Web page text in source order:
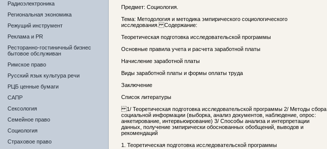
Радиоэлектроника
Региональная экономика
Режущий инструмент
Реклама и PR
Ресторанно-гостиничный бизнес
бытовое обслуживан
Римское право
Русский язык культура речи
РЦБ ценные бумаги
САПР
Сексология
Семейное право
Социология
Страховое право
Предмет: Социология.
Тема: Методология и методика эмпирического социологического
исследования. Содержание:
Теоретическая подготовка исследовательской программы
Основные правила учета и расчета заработной платы
Начисление заработной платы
Виды заработной платы и формы оплаты труда
Заключение
Список литературы
1/ Теоретическая подготовка исследовательской программы 2/ Методы сбора
социальной информации (выборка, анализ документов, наблюдение, опрос:
анкетирование, интервьюирование) 3/ Способы анализа и интерпретации
данных, получение эмпирически обоснованных обобщений, выводов и
рекомендаций
1. Теоретическая подготовка исследовательской программы